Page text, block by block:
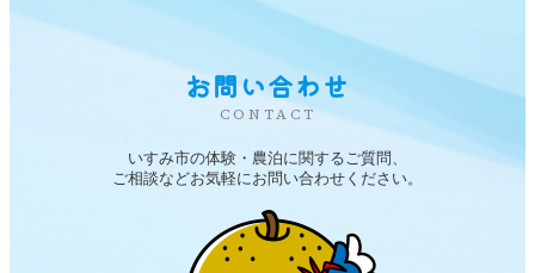
お問い合わせ
CONTACT
いすみ市の体験・農泊に関するご質問、
ご相談などお気軽にお問い合わせください。